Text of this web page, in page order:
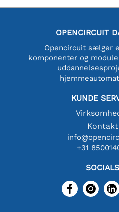
OPENCIRCUIT
Opencircuit sælger
komponenter og
KUNDE
Kontakt
+31
SOCIALS